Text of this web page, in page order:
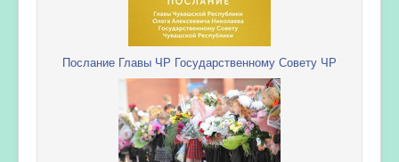
Послание Главы ЧР Государственному Совету ЧР